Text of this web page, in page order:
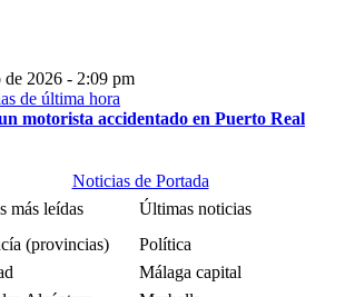
2026 - 2:09 pm
motorista accidentado en Puerto Real
Noticias de Portada
más leídas
Últimas noticias
(provincias)
Política
Málaga capital